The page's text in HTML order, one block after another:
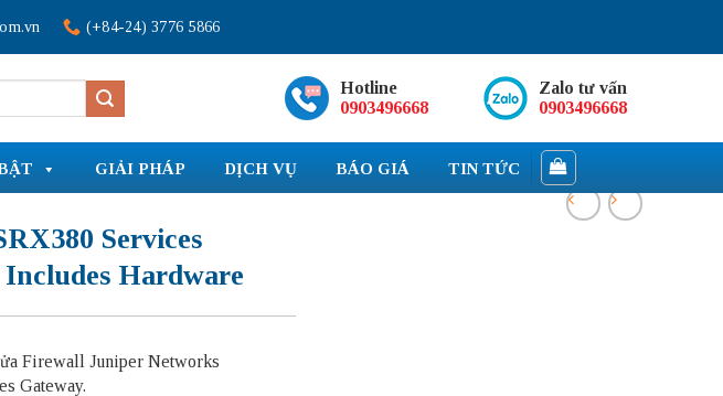
(+84-24) 3776 5866
Hotline
0903496668
Zalo tư vấn
0903496668
GIẢI PHÁP DỊCH VỤ BÁO GIÁ TIN TỨC
Services
Hardware
Firewall Juniper Networks
Gateway.